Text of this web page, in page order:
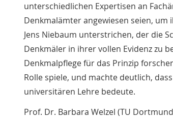
unterschiedlichen Expertisen an
Denkmalämter angewiesen seien,
Jens Niebaum unterstrichen, der die
Denkmäler in ihrer vollen Evidenz zu
Denkmalpflege für das Prinzip
Rolle spiele, und machte deutlich,
universitären Lehre bedeute.
Prof. Dr. Barbara Welzel (TU